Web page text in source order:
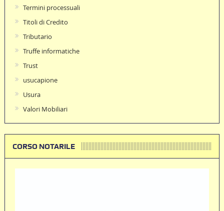
Termini processuali
Titoli di Credito
Tributario
Truffe informatiche
Trust
usucapione
Usura
Valori Mobiliari
CORSO NOTARILE